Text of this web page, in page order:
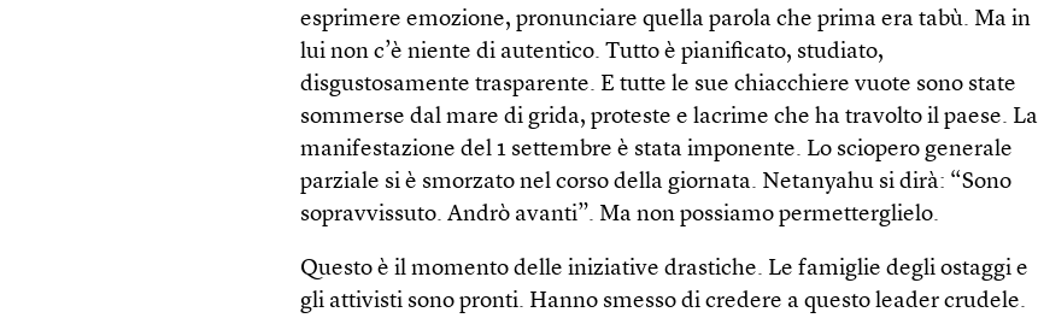
esprimere emozione, pronunciare quella parola che prima era tabù. Ma in
lui non c’è niente di autentico. Tutto è pianificato, studiato,
disgustosamente trasparente. E tutte le sue chiacchiere vuote sono state
sommerse dal mare di grida, proteste e lacrime che ha travolto il paese. La
manifestazione del 1 settembre è stata imponente. Lo sciopero generale
parziale si è smorzato nel corso della giornata. Netanyahu si dirà: “Sono
sopravvissuto. Andrò avanti”. Ma non possiamo permetterglielo.
Questo è il momento delle iniziative drastiche. Le famiglie degli ostaggi e
gli attivisti sono pronti. Hanno smesso di credere a questo leader crudele.